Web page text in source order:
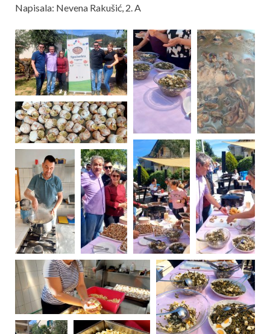
Napisala: Nevena Rakušić, 2. A